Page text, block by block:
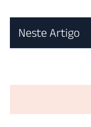
Neste Artigo